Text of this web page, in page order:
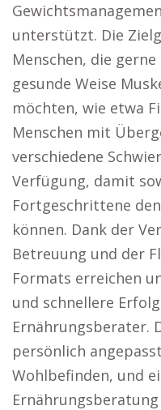
unterstützt. Die
Menschen, die
gesunde Weise
möchten, wie etwa
Menschen mit
verschiedene
Verfügung, damit
Fortgeschrittene
können. Dank der
Betreuung und der
Formats erreichen
und schnellere
Ernährungsberater.
persönlich
Wohlbefinden, und